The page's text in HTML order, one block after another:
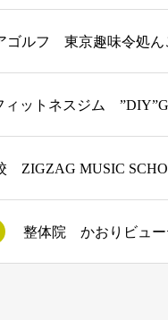
ゴルフ 東京趣味令処
ィットネスジム
ZIGZAG MUSIC
整体院 かおりビュ